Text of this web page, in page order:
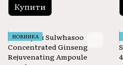
Купити
НОВИНКА